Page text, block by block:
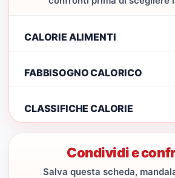
CALORIE ALIMENTI
FABBISOGNO CALORICO
CLASSIFICHE CALORIE
Condividi e
Salva questa scheda,